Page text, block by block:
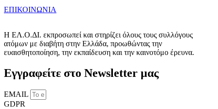
ΕΠΙΚΟΙΝΩΝΙΑ
Η ΕΛ.Ο.ΔΙ. εκπροσωπεί και στηρίζει όλους τους συλλόγους
ατόμων με διαβήτη στην Ελλάδα, προωθώντας την
ευαισθητοποίηση, την εκπαίδευση και την καινοτόμο έρευνα.
Εγγραφείτε στο Newsletter μας
EMAIL
GDPR